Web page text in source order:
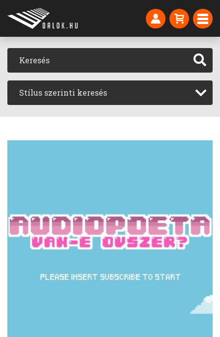
Stílus szerinti keresés